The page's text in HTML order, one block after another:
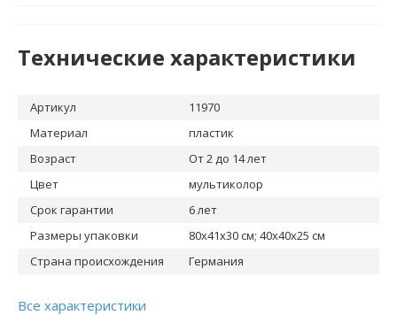
Технические характеристики
Артикул
11970
Материал
пластик
Возраст
От 2 до 14 лет
Цвет
мультиколор
Срок гарантии
6 лет
Размеры упаковки
80х41х30 см; 40x40x25 см
Страна происхождения
Германия
Все характеристики